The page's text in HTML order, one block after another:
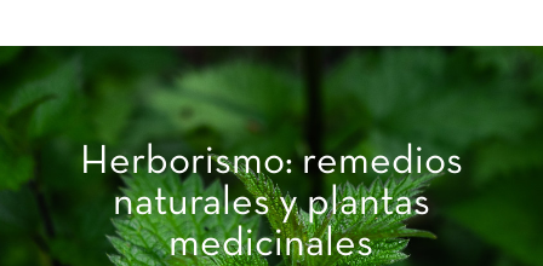
Herborismo: remedios
naturales y plantas
medicinales